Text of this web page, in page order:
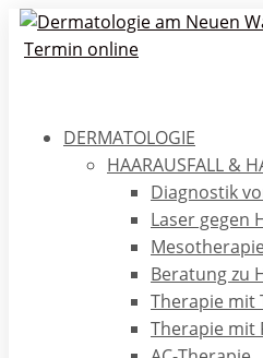
Termin online
DERMATOLOGIE
HAARAUSFALL &
Diagnostik
Laser gegen
Beratung zu
Therapie mit
Therapie mit
Haarausfall –
mir
Das allmorgendliche
Badezimmerfußbodens oder
Badewanne: der allmähliche